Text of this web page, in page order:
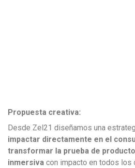
Propuesta creativa:
Desde Zel21 diseñamos una
impactar directamente en el
transformar la prueba de
inmersiva con impacto en todos los